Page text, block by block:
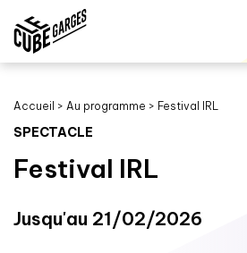
Accueil > Au programme > Festival IRL
SPECTACLE
Festival IRL
Jusqu'au 21/02/2026